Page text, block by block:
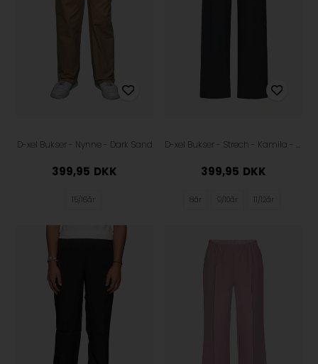
D-xel Bukser - Nynne - Dark Sand
399,95 DKK
15/16år
D-xel Bukser - Strech - Kamila - Black
399,95 DKK
8år 9/10år 11/12år